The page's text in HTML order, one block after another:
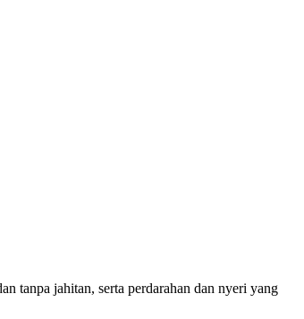
tanpa jahitan, serta perdarahan dan nyeri yang